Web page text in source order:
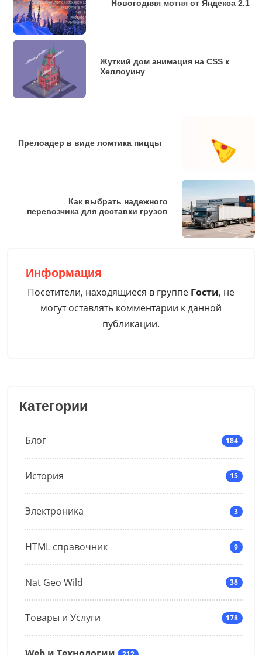
Категории
Блог 184
История 15
Электроника 3
HTML справочник 9
Nat Geo Wild 38
Товары и Услуги 178
  });
}
for (i = 0; i < 10; i++) {
  dropBox();
  if($(this).data("test")){
var runGame = setInterval(function(){
                  dropBox();
function tick() {
var counter =
counter.innerHTML = (seconds < 10 ? "0" : "")  +
if( seconds > 0 ) {
setTimeout(tick, 1000);
} else {
alert("Game over");
clearInterval(runGame);
        tick();
}
Новогодняя мотня от Яндекса 2.1
Жуткий дом анимация на CSS к
Хеллоуину
Прелоадер в виде ломтика пиццы
Как выбрать надежного
перевозчика для доставки грузов
Информация
Посетители, находящиеся в группе Гости, не
могут оставлять комментарии к данной
публикации.